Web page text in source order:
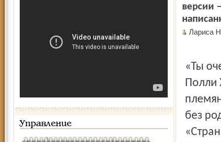
Управление
версии
Лариса
«Ты
Полли
без